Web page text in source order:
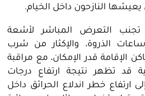
النازحون داخل الخيام.
التعرض المباشر لأشعة
الذروة، والإكثار من شرب
الإقامة قدر الإمكان، مع مراقبة
قد تظهر نتيجة ارتفاع درجات
ارتفاع خطر اندلاع الحرائق داخل